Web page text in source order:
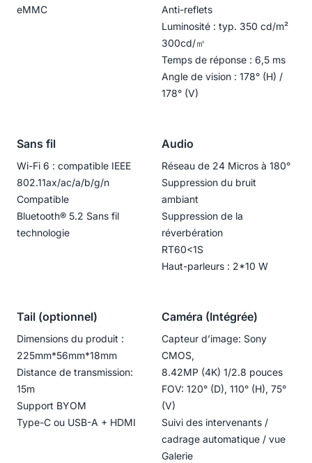
eMMC
Anti-reflets
Luminosité : typ. 350 cd/m²
300cd/㎡
Temps de réponse : 6,5 ms
Angle de vision : 178° (H) /
178° (V)
Sans fil
Wi-Fi 6 : compatible IEEE
802.11ax/ac/a/b/g/n
Compatible
Bluetooth®️ 5.2 Sans fil
technologie
Audio
Réseau de 24 Micros à 180°
Suppression du bruit
ambiant
Suppression de la
réverbération
RT60<1S
Haut-parleurs : 2*10 W
Tail (optionnel)
Dimensions du produit :
225mm*56mm*18mm
Distance de transmission:
15m
Support BYOM
Type-C ou USB-A + HDMI
Caméra (Intégrée)
Capteur d’image: Sony
CMOS,
8.42MP (4K) 1/2.8 pouces
FOV: 120° (D), 110° (H), 75°
(V)
Suivi des intervenants /
cadrage automatique / vue
Galerie